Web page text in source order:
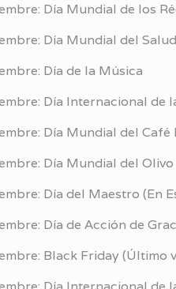
Día Mundial de los
Día Mundial del
Día de la Música
Día Internacional de
Día Mundial del Café
Día Mundial del Olivo
Día del Maestro (En
Día de Acción de
Black Friday (Último